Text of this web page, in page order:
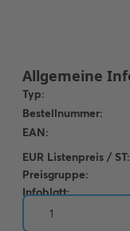
EUR Listenpreis / ST:
Preisgruppe:
Infoblatt: